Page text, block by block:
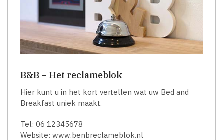
B&B – Het reclameblok
Hier kunt u in het kort vertellen wat uw Bed and
Breakfast uniek maakt.
Tel: 06 12345678
Website: www.benbreclameblok.nl